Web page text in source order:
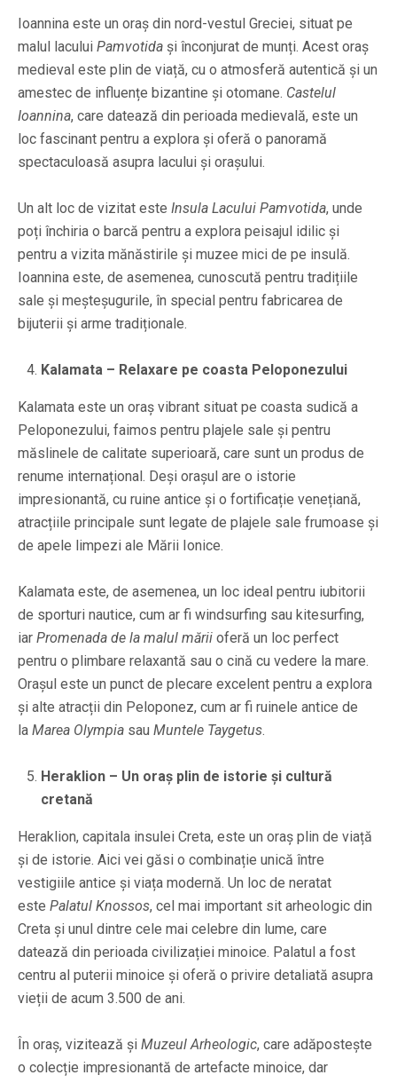
Ioannina este un oraș din nord-vestul Greciei, situat pe
malul lacului Pamvotida și înconjurat de munți. Acest oraș
medieval este plin de viață, cu o atmosferă autentică și un
amestec de influențe bizantine și otomane. Castelul
Ioannina, care datează din perioada medievală, este un
loc fascinant pentru a explora și oferă o panoramă
spectaculoasă asupra lacului și orașului.
Un alt loc de vizitat este Insula Lacului Pamvotida, unde
poți închiria o barcă pentru a explora peisajul idilic și
pentru a vizita mănăstirile și muzee mici de pe insulă.
Ioannina este, de asemenea, cunoscută pentru tradițiile
sale și meșteșugurile, în special pentru fabricarea de
bijuterii și arme tradiționale.
Kalamata – Relaxare pe coasta Peloponezului
Kalamata este un oraș vibrant situat pe coasta sudică a
Peloponezului, faimos pentru plajele sale și pentru
măslinele de calitate superioară, care sunt un produs de
renume internațional. Deși orașul are o istorie
impresionantă, cu ruine antice și o fortificație venețiană,
atracțiile principale sunt legate de plajele sale frumoase și
de apele limpezi ale Mării Ionice.
Kalamata este, de asemenea, un loc ideal pentru iubitorii
de sporturi nautice, cum ar fi windsurfing sau kitesurfing,
iar Promenada de la malul mării oferă un loc perfect
pentru o plimbare relaxantă sau o cină cu vedere la mare.
Orașul este un punct de plecare excelent pentru a explora
și alte atracții din Peloponez, cum ar fi ruinele antice de
la Marea Olympia sau Muntele Taygetus.
Heraklion – Un oraș plin de istorie și cultură
cretană
Heraklion, capitala insulei Creta, este un oraș plin de viață
și de istorie. Aici vei găsi o combinație unică între
vestigiile antice și viața modernă. Un loc de neratat
este Palatul Knossos, cel mai important sit arheologic din
Creta și unul dintre cele mai celebre din lume, care
datează din perioada civilizației minoice. Palatul a fost
centru al puterii minoice și oferă o privire detaliată asupra
vieții de acum 3.500 de ani.
În oraș, vizitează și Muzeul Arheologic, care adăpostește
o colecție impresionantă de artefacte minoice, dar